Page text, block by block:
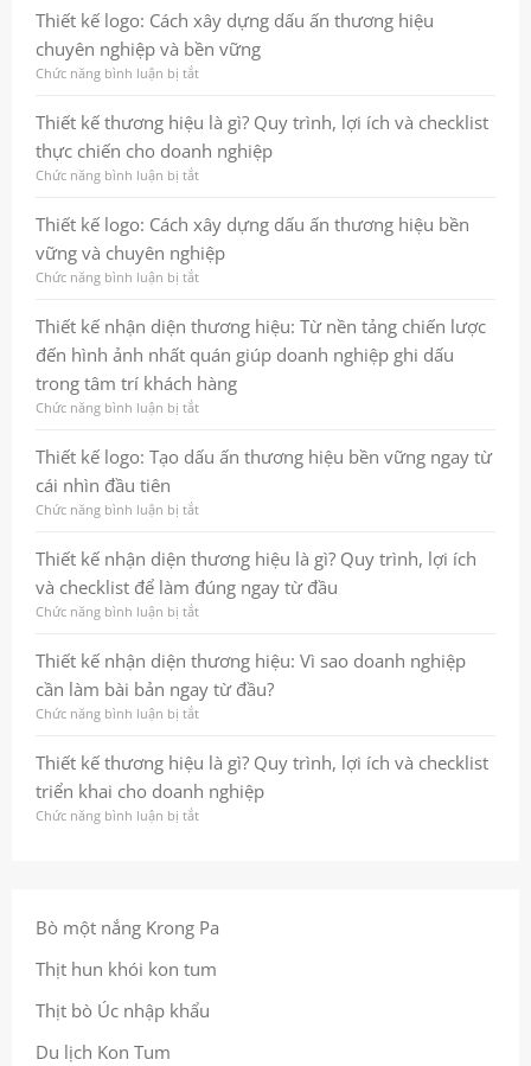
để
thương
hiệu
tăng
bền
vững
kế
banner
chuyên
nghiệp:
tạo
ấn
tượng
mạnh
hiệu
quả
marketing
Thiết kế logo: Cách xây dựng dấu ấn thương hiệu
chuyên nghiệp và bền vững
Chức năng bình luận bị tắtở
kế
logo:
Cách
xây
dấu
ấn
thương
hiệu
nghiệp
và
bền
vững
Thiết kế thương hiệu là gì? Quy trình, lợi ích và checklist
thực chiến cho doanh nghiệp
Chức năng bình luận bị tắtở
kế
thương
hiệu
là
Quy
trình,
lợi
ích
checklist
chiến
nghiệp
Thiết kế logo: Cách xây dựng dấu ấn thương hiệu bền
vững và chuyên nghiệp
Chức năng bình luận bị tắtở
kế
logo:
Cách
xây
dựng
dấu
thương
vững
chuyên
nghiệp
Thiết kế nhận diện thương hiệu: Từ nền tảng chiến lược
đến hình ảnh nhất quán giúp doanh nghiệp ghi dấu
trong tâm trí khách hàng
Chức năng bình luận bị tắtở
kế
nhận
thương
Từ
nền
tảng
chiến
đến
hình
ảnh
nhất
doanh
nghiệp
ghi
hàng
Thiết kế logo: Tạo dấu ấn thương hiệu bền vững ngay từ
cái nhìn đầu tiên
Chức năng bình luận bị tắtở
kế
logo:
Tạo
dấu
thương
hiệu
bền
vững
từ
cái
nhìn
đầu
Thiết kế nhận diện thương hiệu là gì? Quy trình, lợi ích
và checklist để làm đúng ngay từ đầu
Chức năng bình luận bị tắtở
kế
nhận
diện
thương
gì?
Quy
trình,
làm
ngay
đầu
Thiết kế nhận diện thương hiệu: Vì sao doanh nghiệp
cần làm bài bản ngay từ đầu?
Chức năng bình luận bị tắtở
kế
nhận
diện
thương
cần
bài
ngay
Thiết kế thương hiệu là gì? Quy trình, lợi ích và checklist
triển khai cho doanh nghiệp
Chức năng bình luận bị tắtở
gì?
trình,
ích
Bò một nắng Krong Pa
Thịt hun khói kon tum
Thịt bò Úc nhập khẩu
Du lịch Kon Tum